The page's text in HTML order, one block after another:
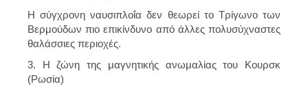
Η σύγχρονη ναυσιπλοΐα δεν θεωρεί το Τρίγωνο των
Βερμούδων πιο επικίνδυνο από άλλες πολυσύχναστες
θαλάσσιες περιοχές.
3. Η ζώνη της μαγνητικής ανωμαλίας του Κουρσκ
(Ρωσία)